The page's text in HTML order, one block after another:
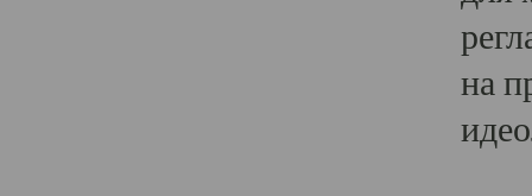
на